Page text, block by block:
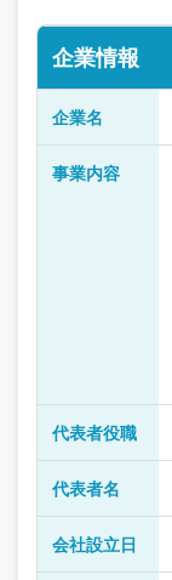
企業情報
企業名
事業内容
代表者役職
代表者名
会社設立日